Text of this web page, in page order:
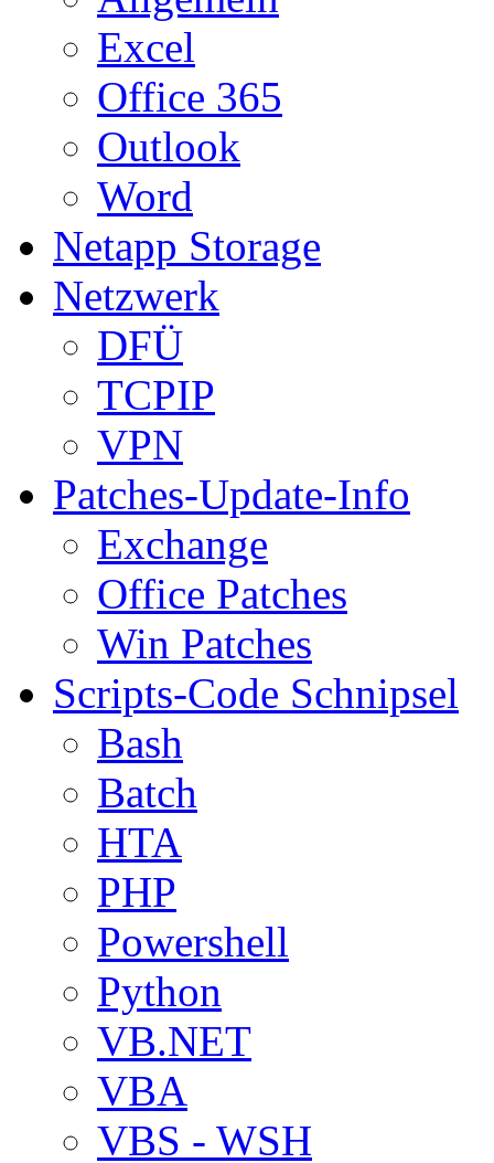
Excel
Office 365
Outlook
Word
Netapp Storage
Netzwerk
DFÜ
TCPIP
VPN
Patches-Update-Info
Exchange
Office Patches
Win Patches
Scripts-Code Schnipsel
Bash
Batch
HTA
PHP
Powershell
Python
VB.NET
VBA
VBS - WSH